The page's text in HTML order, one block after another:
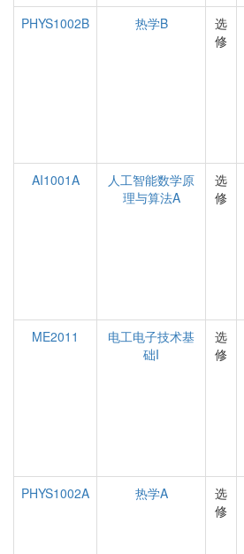
PHYS1002B
热学B
选
修
AI1001A
人工智能数学原
理与算法A
选
修
ME2011
电工电子技术基
础I
选
修
PHYS1002A
热学A
选
修